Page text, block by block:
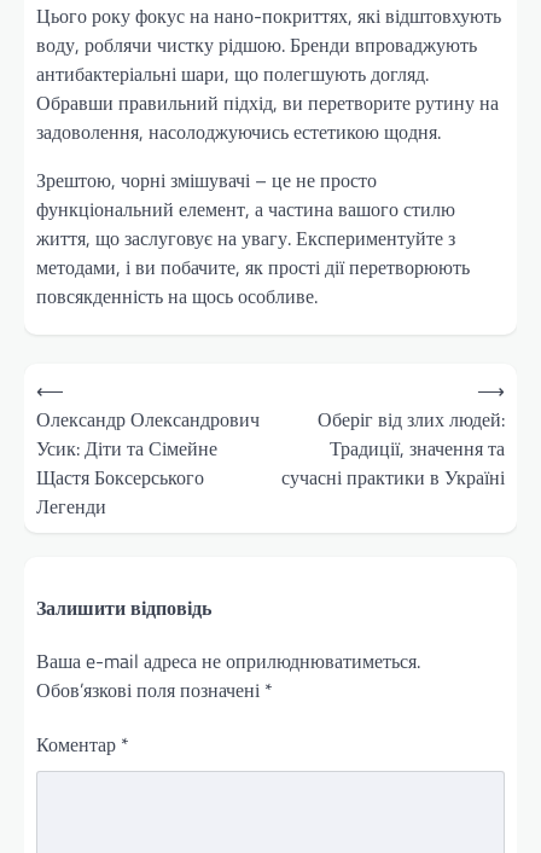
Цього року фокус на нано-покриттях, які відштовхують
воду, роблячи чистку рідшою. Бренди впроваджують
антибактеріальні шари, що полегшують догляд.
Обравши правильний підхід, ви перетворите рутину на
задоволення, насолоджуючись естетикою щодня.
Зрештою, чорні змішувачі – це не просто
функціональний елемент, а частина вашого стилю
життя, що заслуговує на увагу. Експериментуйте з
методами, і ви побачите, як прості дії перетворюють
повсякденність на щось особливе.
Навігація
записів
⟵
Олександр Олександрович
Усик: Діти та Сімейне
Щастя Боксерського
Легенди
Оберіг від злих людей:
Традиції, значення та
сучасні практики в Україні
⟶
Залишити відповідь
Ваша e-mail адреса не оприлюднюватиметься.
Обов’язкові поля позначені *
Коментар *